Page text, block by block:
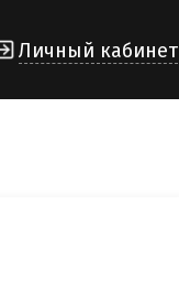
Личный кабинет